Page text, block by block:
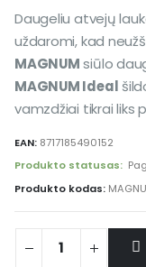
Daugeliu atvejų
uždaromi, kad
MAGNUMsiūlo
MAGNUM Ideal
vamzdžiai tikrai liks
EAN: 8717185490152
Produkto statusas:
Produkto kodas:
Alternative: